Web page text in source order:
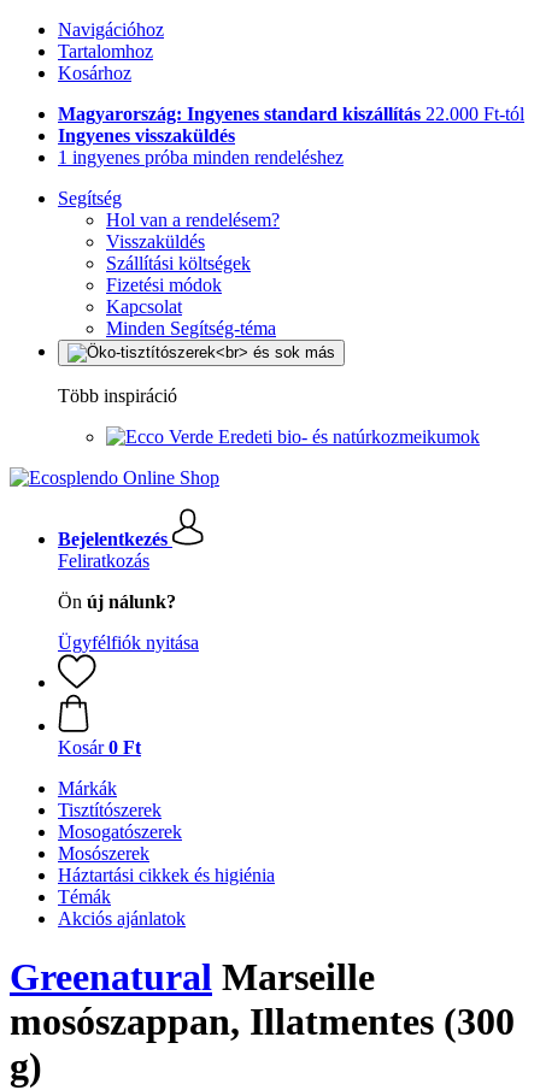
Navigációhoz
Tartalomhoz
Kosárhoz
Magyarország: Ingyenes standard kiszállítás 22.000 Ft-tól
Ingyenes visszaküldés
1 ingyenes próba minden rendeléshez
Segítség
Hol van a rendelésem?
Visszaküldés
Szállítási költségek
Fizetési módok
Kapcsolat
Minden Segítség-téma
Több inspiráció
Eredeti bio- és natúrkozmeikumok
Bejelentkezés
Feliratkozás
Ön új nálunk?
Ügyfélfiók nyitása
Kosár 0 Ft
Márkák
Tisztítószerek
Mosogatószerek
Mosószerek
Háztartási cikkek és higiénia
Témák
Akciós ajánlatok
Greenatural Marseille
mosószappan, Illatmentes (300
g)